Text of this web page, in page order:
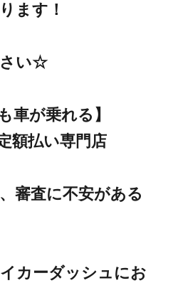
ます！
さい☆
車が乗れる】
額払い専門店
審査に不安がある
カーダッシュにお